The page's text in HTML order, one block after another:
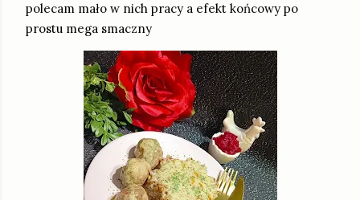
polecam mało w nich pracy a efekt końcowy po
prostu mega smaczny